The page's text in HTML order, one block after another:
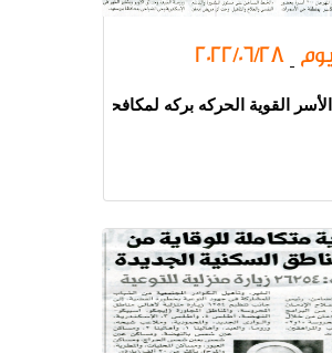
-
2022/06/28
القوية الحركه بركه لمكافحة الإدمان